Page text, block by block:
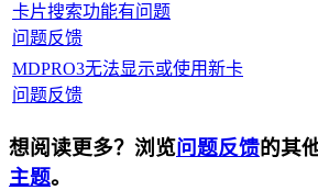
卡片搜索功能有问题
问题反馈
MDPRO3无法显示或使用新卡
问题反馈
想阅读更多？浏览问题反馈的其
主题。